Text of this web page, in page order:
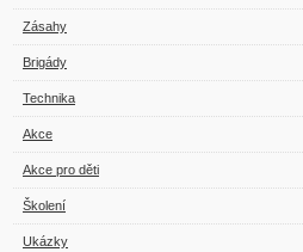
Zásahy
Brigády
Technika
Akce
Akce pro děti
Školení
Ukázky